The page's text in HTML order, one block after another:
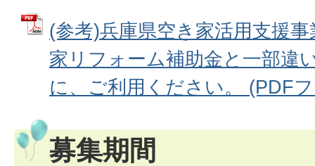
(参考)兵庫県空き家活用支援
家リフォーム補助金と一部違
に、ご利用ください。 (PDF
募集期間